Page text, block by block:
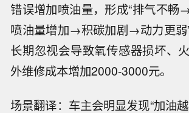
错误增加喷油量，形成“排气不
喷油量增加→积碳加剧→动力更弱”
长期忽视会导致氧传感器损坏、
外维修成本增加2000-3000元。
场景翻译：车主会明显发现“加油